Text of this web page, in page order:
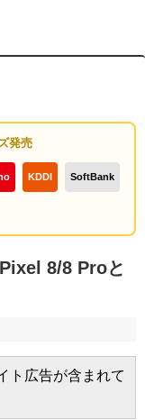
発売
KDDI SoftBank
8/8 Proと
ト広告が含まれて